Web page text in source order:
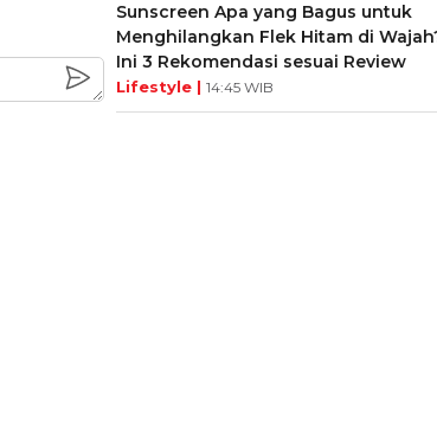
Sunscreen Apa yang Bagus untuk
Menghilangkan Flek Hitam di
Ini 3 Rekomendasi sesuai Review
Lifestyle | 14:45 WIB